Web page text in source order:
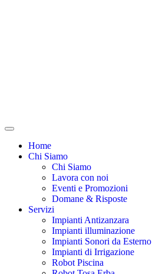
Home
Chi Siamo
Chi Siamo
Lavora con noi
Eventi e Promozioni
Domane & Risposte
Servizi
Impianti Antizanzara
Impianti illuminazione
Impianti Sonori da Esterno
Impianti di Irrigazione
Robot Piscina